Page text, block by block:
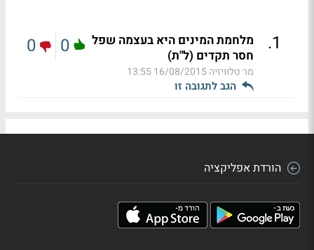
1
.
מלחמת המינים היא בעצמה שפל
חסר תקדים (ל"ת)
מר טלוויזיה16/08/2015 13:55
הגב לתגובה זו
0
0
הורדת אפליקציה